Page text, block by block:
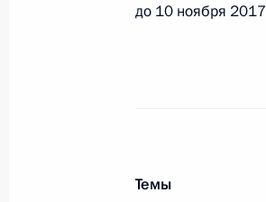
Исполнены
до 10 ноября
Темы